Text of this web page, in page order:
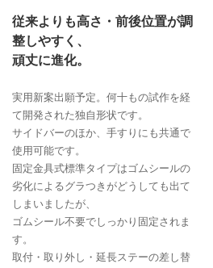
従来よりも高さ・前後位置が調
整しやすく、
頑丈に進化。
実用新案出願予定。何十もの試作を経
て開発された独自形状です。
サイドバーのほか、手すりにも共通で
使用可能です。
固定金具式標準タイプはゴムシールの
劣化によるグラつきがどうしても出て
しまいましたが、
ゴムシール不要でしっかり固定されま
す。
取付・取り外し・延長ステーの差し替